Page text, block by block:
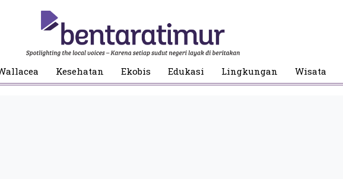
Kesehatan Ekobis Edukasi Lingkungan Wisata